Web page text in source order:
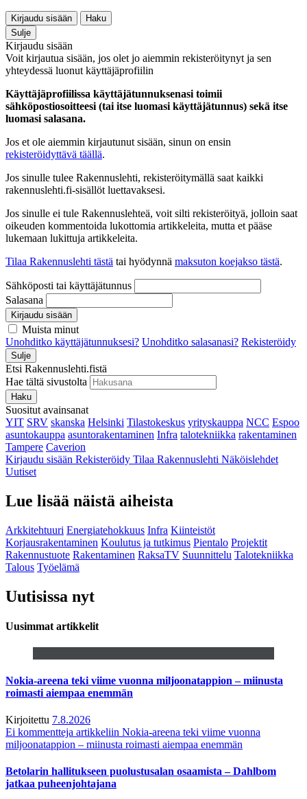
Kirjaudu sisään
Haku
Sulje
Kirjaudu sisään
Voit kirjautua sisään, jos olet jo aiemmin rekisteröitynyt ja sen
yhteydessä luonut käyttäjäprofiilin
Käyttäjäprofiilissa käyttäjätunnuksenasi toimii
sähköpostiosoitteesi (tai itse luomasi käyttäjätunnus) sekä itse
luomasi salasana.
Jos et ole aiemmin kirjautunut sisään, sinun on ensin
rekisteröidyttävä täällä.
Jos sinulle tulee Rakennuslehti, rekisteröitymällä saat kaikki
rakennuslehti.fi-sisällöt luettavaksesi.
Jos sinulle ei tule Rakennuslehteä, voit silti rekisteröityä, jolloin saat
oikeuden kommentoida lukottomia artikkeleita, mutta et pääse
lukemaan lukittuja artikkeleita.
Tilaa Rakennuslehti tästä tai hyödynnä maksuton koejakso tästä.
Sähköposti tai käyttäjätunnus
Salasana
Kirjaudu sisään
Muista minut
Unohditko käyttäjätunnuksesi? Unohditko salasanasi? Rekisteröidy
Sulje
Etsi Rakennuslehti.fistä
Hae tältä sivustolta
Haku
Suositut avainsanat
YIT SRV skanska Helsinki Tilastokeskus yrityskauppa NCC Espoo
asuntokauppa asuntorakentaminen Infra talotekniikka rakentaminen
Tampere Caverion
Kirjaudu sisään Rekisteröidy Tilaa Rakennuslehti Näköislehdet
Uutiset
Lue lisää näistä aiheista
Arkkitehtuuri Energiatehokkuus Infra Kiinteistöt
Korjausrakentaminen Koulutus ja tutkimus Pientalo Projektit
Rakennustuote Rakentaminen RaksaTV Suunnittelu Talotekniikka
Talous Työelämä
Uutisissa nyt
Uusimmat artikkelit
Nokia-areena teki viime vuonna miljoonatappion – miinusta
roimasti aiempaa enemmän
Kirjoitettu 7.8.2026
Ei kommentteja artikkeliin Nokia-areena teki viime vuonna
miljoonatappion – miinusta roimasti aiempaa enemmän
Betolarin hallitukseen puolustusalan osaamista – Dahlbom
jatkaa puheenjohtajana